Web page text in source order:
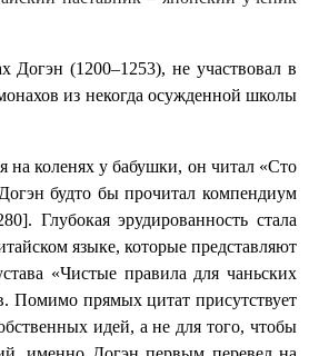
(1200‒1253), не участвовал в
из некогда осужденной школы
коленях у бабушки, он читал «Сто
будто бы прочитал компендиум
. Глубокая эрудированность стала
языке, которые представляют
«Чистые правила для чаньских
Помимо прямых цитат присутствует
идей, а не для того, чтобы